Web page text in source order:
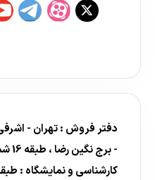
دفتر فروش : تهران -
- برج نگین رضا ، طبقه 16 شمالی، واحد 1602
کارشناسی و نمایشگاه :